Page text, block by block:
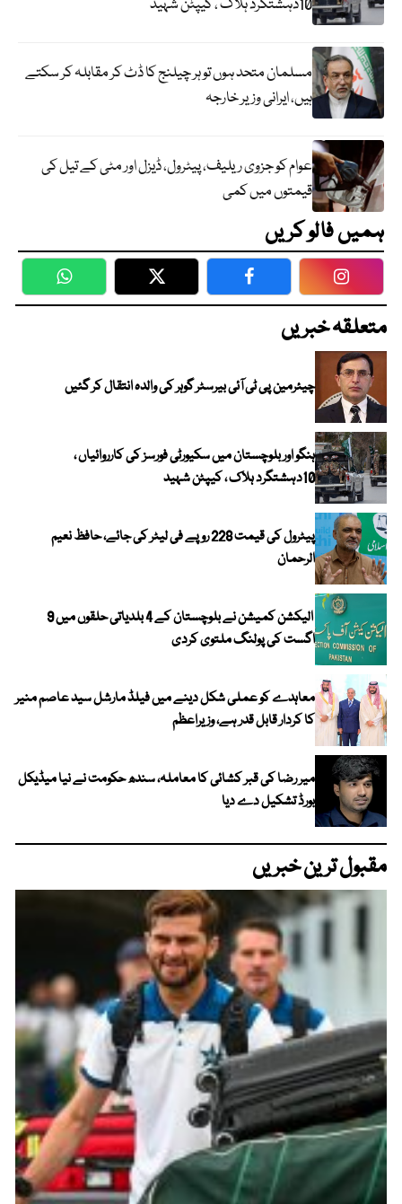
10دہشتگرد ہلاک ، کیپٹن شہید
مسلمان متحد ہوں تو ہر چیلنج کا ڈٹ کر مقابلہ کر سکتے
ہیں، ایرانی وزیر خارجہ
عوام کو جزوی ریلیف، پیٹرول، ڈیزل اور مٹی کے تیل کی
قیمتوں میں کمی
ہمیں فالو کریں
WhatsApp Twitter Facebook
متعلقہ خبریں
چیئرمین پی ٹی آئی بیرسٹر گوہر کی والدہ انتقال کر گئیں
ہنگو اور بلوچستان میں سکیورٹی فورسز کی کارروائیاں ،
10دہشتگرد ہلاک ، کیپٹن شہید
پیٹرول کی قیمت 228 روپے فی لیٹر کی جائے، حافظ نعیم
الرحمان
الیکشن کمیشن نے بلوچستان کے 4 بلدیاتی حلقوں میں 9
اگست کی پولنگ ملتوی کردی
معاہدے کو عملی شکل دینے میں فیلڈ مارشل سید عاصم منیر
کا کردار قابل قدر ہے، وزیراعظم
میر رضا کی قبر کشائی کا معاملہ، سندھ حکومت نے نیا میڈیکل
بورڈ تشکیل دے دیا
مقبول ترین خبریں